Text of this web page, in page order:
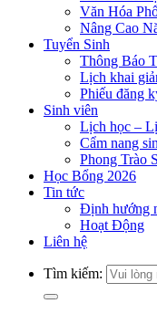
Văn Hóa
Nâng Cao
Tuyển Sinh
Thông Báo
Lịch khai
Phiếu đăng
Sinh viên
Lịch học –
Cẩm nang
Phong Trào
Học Bổng 2026
Tin tức
Định hướng
Hoạt Động
Liên hệ
Tìm kiếm: